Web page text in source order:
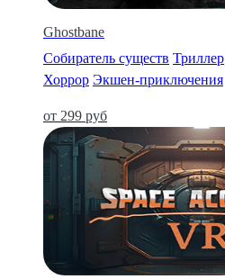
Ghostbane
Собиратель существ Триллер
Хоррор Экшен-приключения
от 299 руб